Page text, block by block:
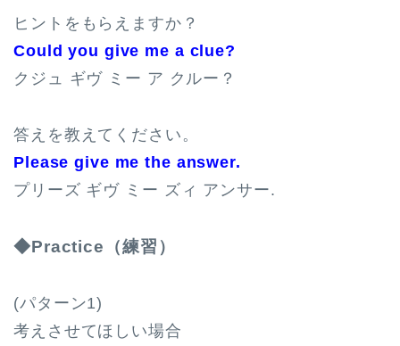
ヒントをもらえますか？
Could you give me a clue?
クジュ ギヴ ミー ア クルー？
答えを教えてください。
Please give me the answer.
プリーズ ギヴ ミー ズィ アンサー.
◆Practice（練習）
(パターン1)
考えさせてほしい場合